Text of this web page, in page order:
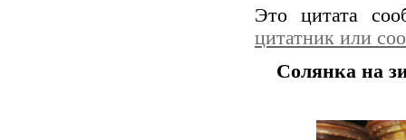
Это цитата
цитатник или
Солянка на